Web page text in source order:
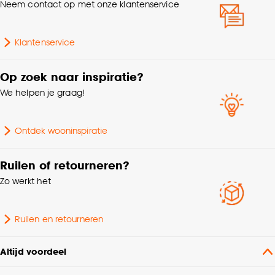
kwaliteitseisen en is veilig voor kinderen. Let er bij het
monteren op dat de ketting minimaal 150cm boven de
Samenstelling
Mate verduisterend
Neem contact op met onze klantenservice
Klantenservice
Op zoek naar inspiratie?
We helpen je graag!
Ontdek wooninspiratie
Ruilen of retourneren?
Zo werkt het
Ruilen en retourneren
Altijd voordeel